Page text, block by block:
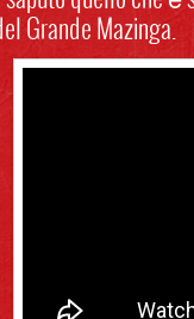
Grande Mazinga.